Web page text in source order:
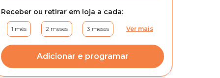
Receber ou retirar em loja a cada:
1 mês 2 meses 3 meses Ver mais
Adicionar e programar